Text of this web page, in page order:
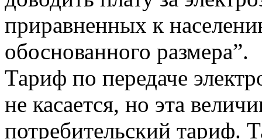
приравненных к
обоснованного размера”.
Тариф по передаче
не касается, но эта
потребительский тариф.